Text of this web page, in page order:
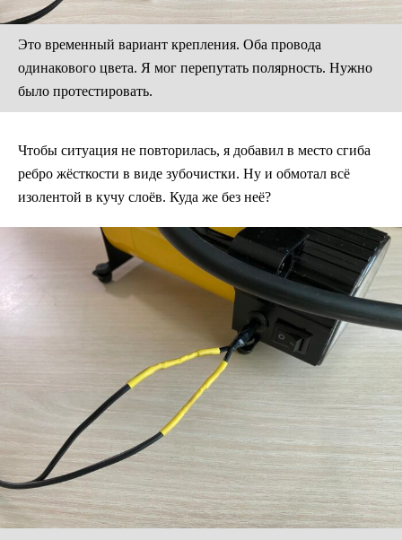
Это временный вариант крепления. Оба провода
одинакового цвета. Я мог перепутать полярность. Нужно
было протестировать.
Чтобы ситуация не повторилась, я добавил в место сгиба
ребро жёсткости в виде зубочистки. Ну и обмотал всё
изолентой в кучу слоёв. Куда же без неё?